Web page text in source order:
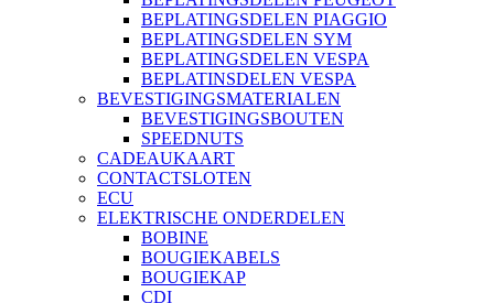
BEPLATINGSDELEN PIAGGIO
BEPLATINGSDELEN SYM
BEPLATINGSDELEN VESPA
BEPLATINSDELEN VESPA
BEVESTIGINGSMATERIALEN
BEVESTIGINGSBOUTEN
SPEEDNUTS
CADEAUKAART
CONTACTSLOTEN
ECU
ELEKTRISCHE ONDERDELEN
BOBINE
BOUGIEKABELS
BOUGIEKAP
CDI